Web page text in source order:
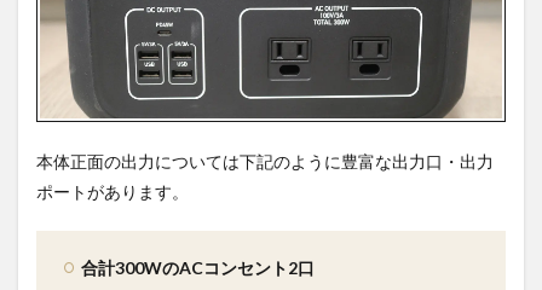
本体正面の出力については下記のように豊富な出力口・出力
ポートがあります。
合計300WのACコンセント2口